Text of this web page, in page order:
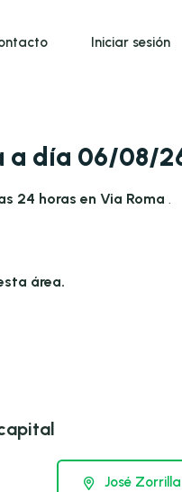
Iniciar sesión
a día 06/08/
24 horas en Via Roma .
área.
José